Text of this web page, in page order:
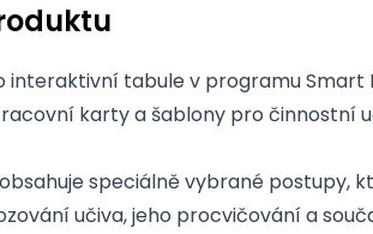
interaktivní tabule v programu Smart
karty a šablony pro činnostní
speciálně vybrané postupy,
učiva, jeho procvičování a